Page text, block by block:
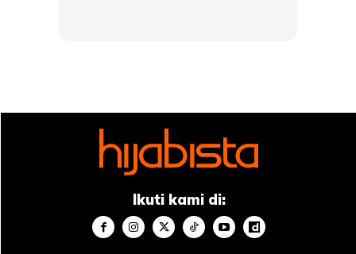
Anda mungkin berminat dengan
Ikuti kami di: